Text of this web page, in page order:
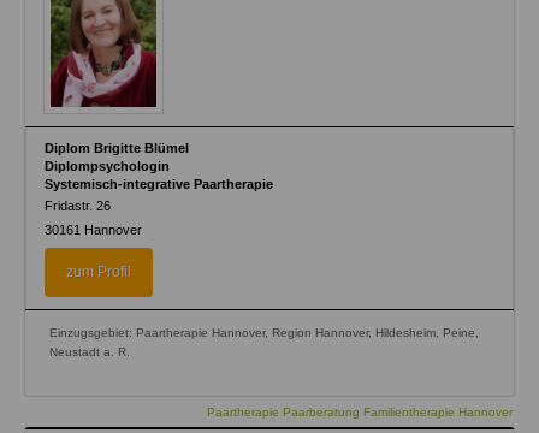
Diplom Brigitte Blümel
Diplompsychologin
Systemisch-integrative Paartherapie
Fridastr. 26
30161 Hannover
zum Profil
Einzugsgebiet: Paartherapie Hannover, Region Hannover, Hildesheim, Peine,
Neustadt a. R.
Paartherapie Paarberatung Familientherapie Hannover